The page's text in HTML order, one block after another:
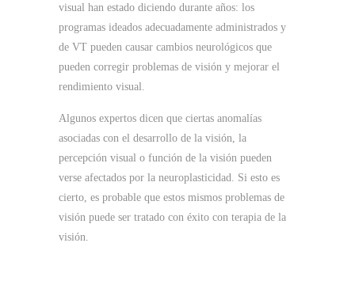
visual han estado diciendo durante años: los
programas ideados adecuadamente administrados y
de VT pueden causar cambios neurológicos que
pueden corregir problemas de visión y mejorar el
rendimiento visual.
Algunos expertos dicen que ciertas anomalías
asociadas con el desarrollo de la visión, la
percepción visual o función de la visión pueden
verse afectados por la neuroplasticidad. Si esto es
cierto, es probable que estos mismos problemas de
visión puede ser tratado con éxito con terapia de la
visión.